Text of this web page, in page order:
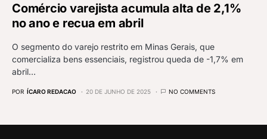
Comércio varejista acumula alta de 2,1%
no ano e recua em abril
O segmento do varejo restrito em Minas Gerais, que
comercializa bens essenciais, registrou queda de -1,7% em
abril…
POR ÍCARO REDACAO 20 DE JUNHO DE 2025 NO COMMENTS